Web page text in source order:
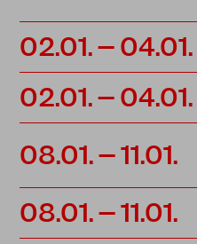
02.01. – 04.01.
02.01. – 04.01.
08.01. – 11.01.
08.01. – 11.01.